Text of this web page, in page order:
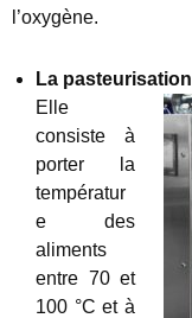
l’oxygène.
La pasteurisation
Elle
consiste à
porter la
températur
e des
aliments
entre 70 et
100 °C et à